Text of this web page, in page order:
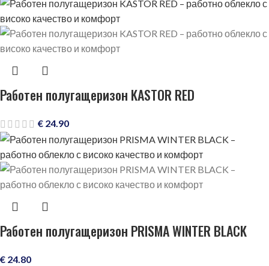
Работен полугащеризон KASTOR RED
€ 24.90
Работен полугащеризон PRISMA WINTER BLACK
€ 24.80